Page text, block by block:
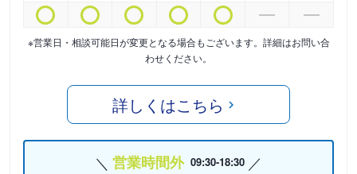
※営業日・相談可能日が変更となる場合もございます。詳細はお問い合
わせください。
詳しくはこちら
営業時間外 09:30-18:30